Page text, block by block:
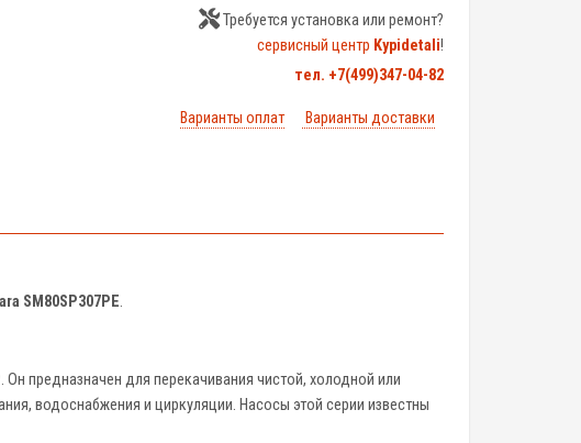
Требуется установка или ремонт?
сервисный центр Kypidetali!
тел. +7(499)347-04-82
Варианты оплат Варианты доставки
SM80SP307PE.
. Он предназначен для перекачивания чистой, холодной или
водоснабжения и циркуляции. Насосы этой серии известны